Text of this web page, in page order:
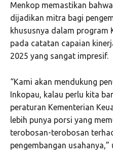
Menkop memastikan
dijadikan mitra bagi
khususnya dalam program
pada catatan capaian
2025 yang sangat impresif.
“Kami akan mendukung
Inkopau, kalau perlu kita
peraturan Kementerian
lebih punya porsi yang
terobosan-terobosan
pengembangan usahanya,”